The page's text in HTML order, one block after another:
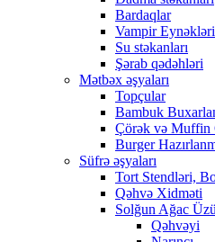
Bardaqlar
Vampir Eynəkləri
Su stəkanları
Şərab qədəhləri
Mətbəx əşyaları
Topçular
Bambuk
Çörək və Muffin
Burger
Süfrə əşyaları
Tort Stendləri,
Qəhvə Xidməti
Solğun Ağac
Qəhvəyi